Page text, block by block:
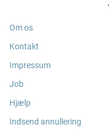
Om os
Kontakt
Impressum
Job
Hjælp
Indsend annullering